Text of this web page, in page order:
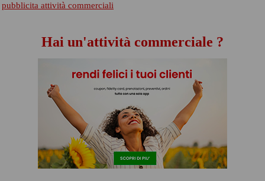
pubblicita attività commerciali
Hai un'attività commerciale ?